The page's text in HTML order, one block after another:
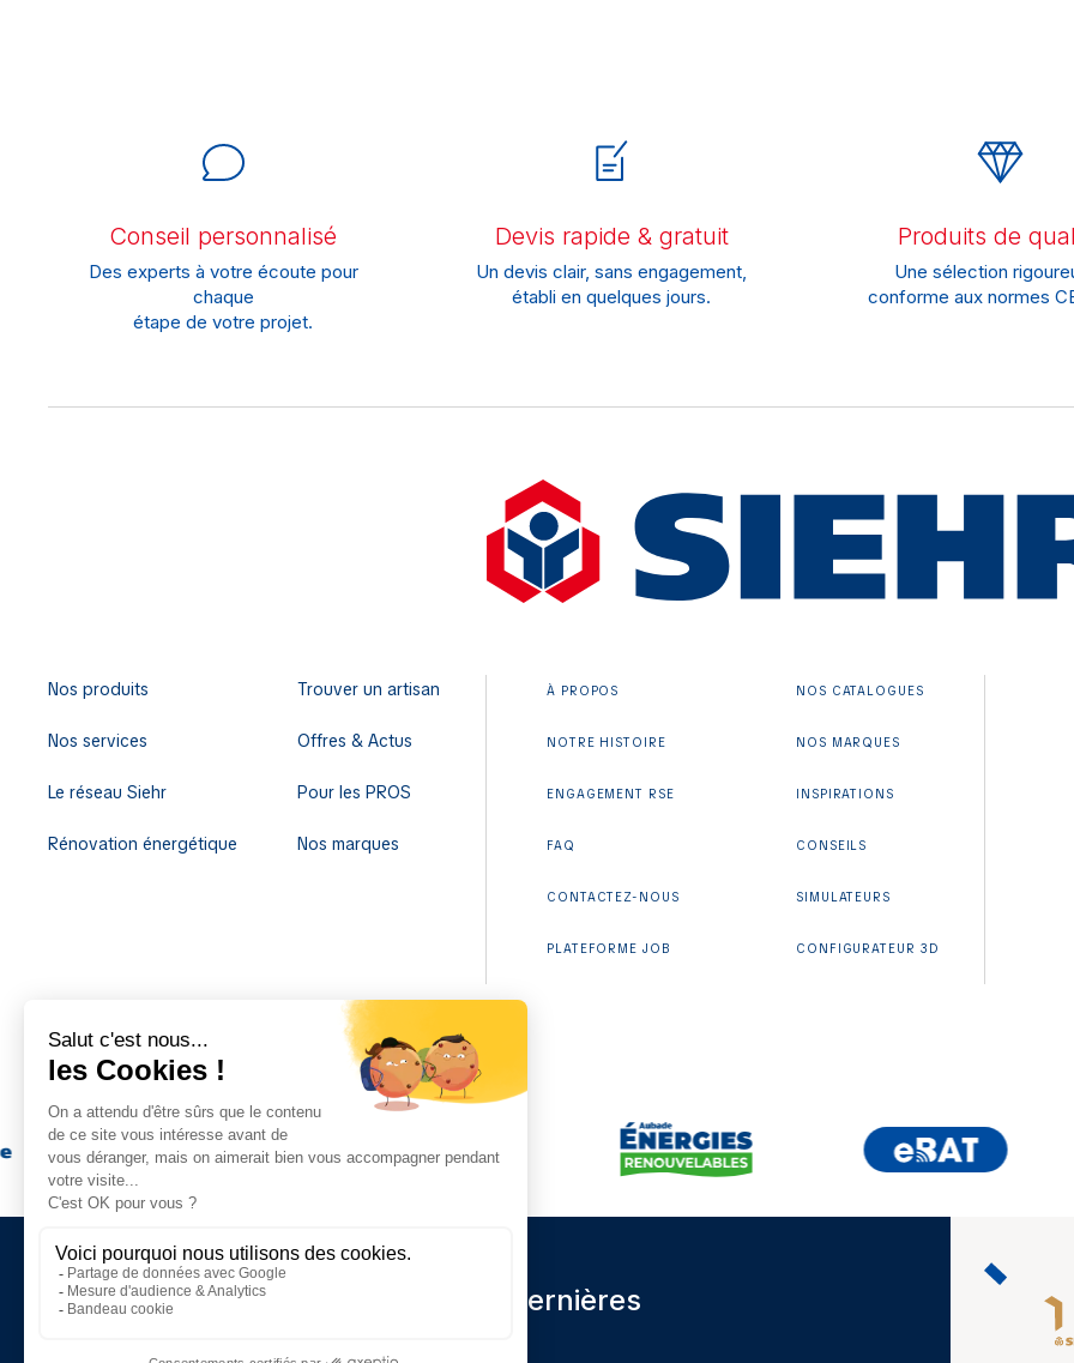
Conseil personnalisé
Des experts à votre écoute pour
chaque
étape de votre projet.
Devis rapide & gratuit
Un devis clair, sans engagement,
établi en quelques jours.
Produits de
Une sélection
conforme aux normes
Nos produits
Nos services
Le réseau Siehr
Rénovation énergétique
Trouver un artisan
Offres & Actus
Pour les PROS
Nos marques
À PROPOS
NOTRE HISTOIRE
ENGAGEMENT RSE
FAQ
CONTACTEZ-NOUS
PLATEFORME JOB
NOS CATALOGUES
NOS MARQUES
INSPIRATIONS
CONSEILS
SIMULATEURS
CONFIGURATEUR 3D
Restez informé de nos dernières